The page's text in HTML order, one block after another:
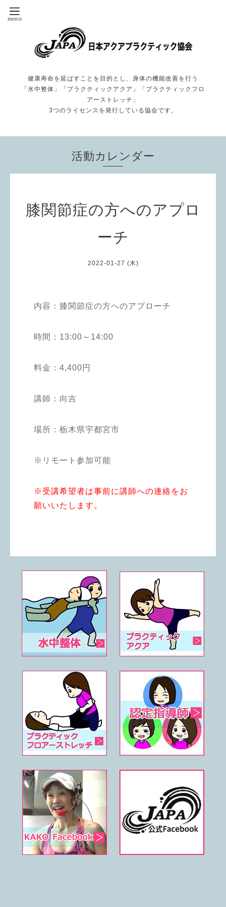
健康寿命を延ばすことを目的とし、身体の機能改善を行う
「水中整体」「プラクティックアクア」「プラクティックフロ
アーストレッチ」
3つのライセンスを発行している協会です。
活動カレンダー
膝関節症の方へのアプロ
ーチ
2022-01-27 (木)
内容：膝関節症の方へのアプローチ
時間：13:00～14:00
料金：4,400円
講師：向吉
場所：栃木県宇都宮市
※リモート参加可能
※受講希望者は事前に講師への連絡をお
願いいたします。